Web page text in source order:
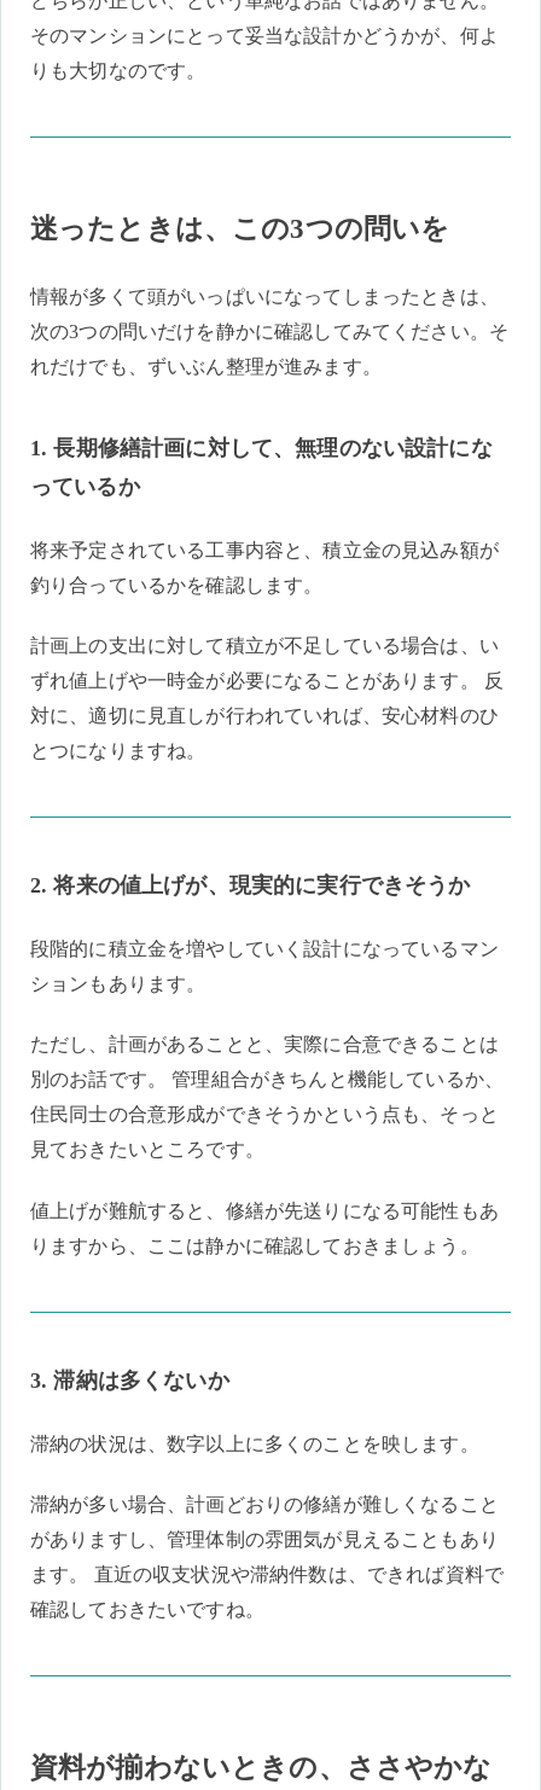
そのマンションにとって妥当な設計かどうかが、何よ
りも大切なのです。
迷ったときは、この3つの問いを
情報が多くて頭がいっぱいになってしまったときは、
次の3つの問いだけを静かに確認してみてください。そ
れだけでも、ずいぶん整理が進みます。
1. 長期修繕計画に対して、無理のない設計にな
っているか
将来予定されている工事内容と、積立金の見込み額が
釣り合っているかを確認します。
計画上の支出に対して積立が不足している場合は、い
ずれ値上げや一時金が必要になることがあります。 反
対に、適切に見直しが行われていれば、安心材料のひ
とつになりますね。
2. 将来の値上げが、現実的に実行できそうか
段階的に積立金を増やしていく設計になっているマン
ションもあります。
ただし、計画があることと、実際に合意できることは
別のお話です。 管理組合がきちんと機能しているか、
住民同士の合意形成ができそうかという点も、そっと
見ておきたいところです。
値上げが難航すると、修繕が先送りになる可能性もあ
りますから、ここは静かに確認しておきましょう。
3. 滞納は多くないか
滞納の状況は、数字以上に多くのことを映します。
滞納が多い場合、計画どおりの修繕が難しくなること
がありますし、管理体制の雰囲気が見えることもあり
ます。 直近の収支状況や滞納件数は、できれば資料で
確認しておきたいですね。
資料が揃わないときの、ささやかな